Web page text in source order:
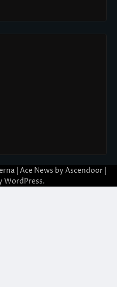
| Ace News by Ascendoor
WordPress.